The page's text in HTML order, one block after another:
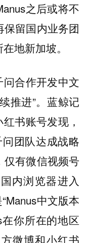
之后或将不
留国内业务团
地新加坡。
合作开发中文
推进”。蓝鲸记
书账号发现，
团队达成战略
仅有微信视频号
内浏览器进入
中文版本
在你所在的地区
微博和小红书